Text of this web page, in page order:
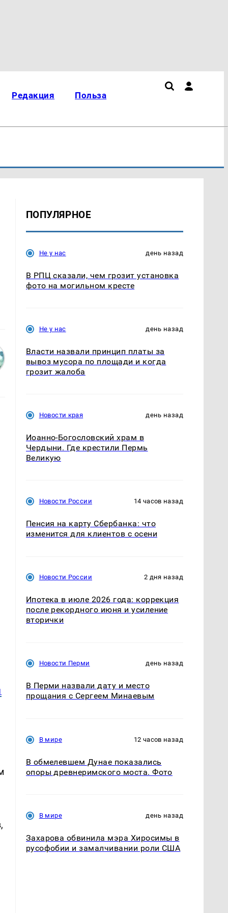
Редакция Польза
ПОПУЛЯРНОЕ
Не у нас день назад
В РПЦ сказали, чем грозит установка
фото на могильном кресте
Не у нас день назад
Власти назвали принцип платы за
вывоз мусора по площади и когда
грозит жалоба
Новости края день назад
Иоанно-Богословский храм в
Чердыни. Где крестили Пермь
Великую
Новости России 14 часов назад
Пенсия на карту Сбербанка: что
изменится для клиентов с осени
Новости России 2 дня назад
Ипотека в июле 2026 года: коррекция
после рекордного июня и усиление
вторички
Новости Перми день назад
В Перми назвали дату и место
прощания с Сергеем Минаевым
В мире 12 часов назад
В обмелевшем Дунае показались
опоры древнеримского моста. Фото
В мире день назад
Захарова обвинила мэра Хиросимы в
русофобии и замалчивании роли США